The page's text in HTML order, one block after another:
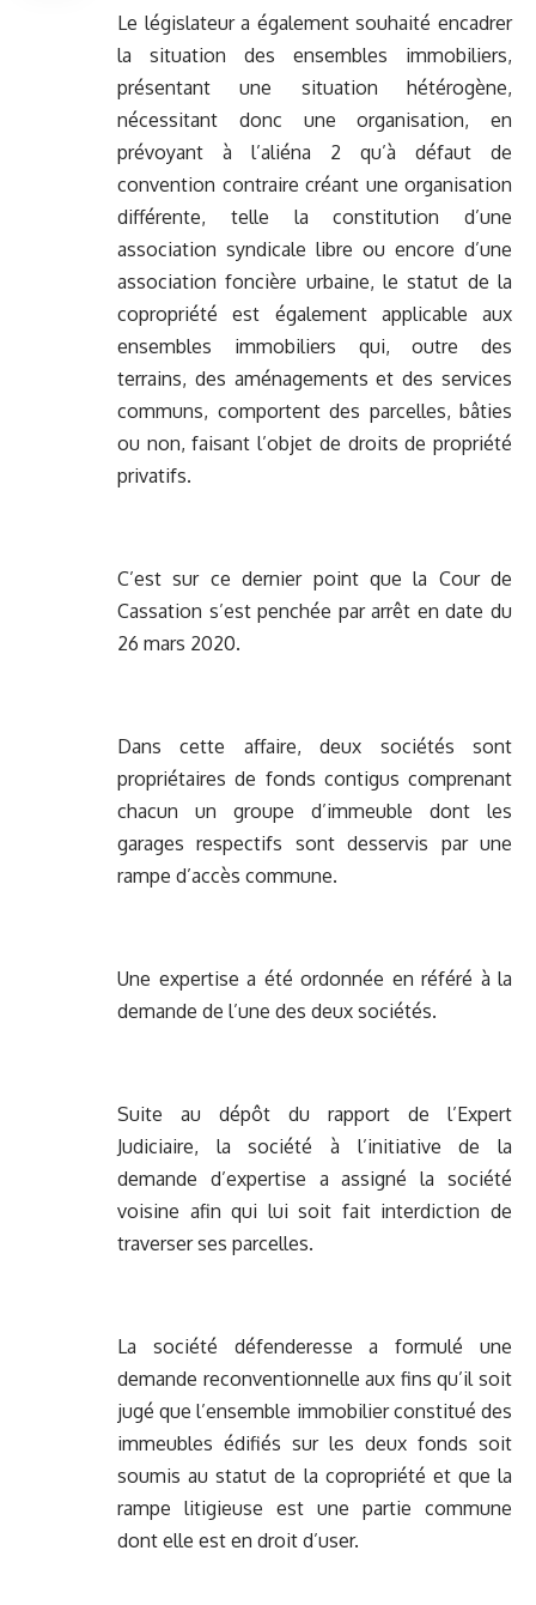
Le législateur a également souhaité encadrer
la situation des ensembles immobiliers,
présentant une situation hétérogène,
nécessitant donc une organisation, en
prévoyant à l’aliéna 2 qu’à défaut de
convention contraire créant une organisation
différente, telle la constitution d’une
association syndicale libre ou encore d’une
association foncière urbaine, le statut de la
copropriété est également applicable aux
ensembles immobiliers qui, outre des
terrains, des aménagements et des services
communs, comportent des parcelles, bâties
ou non, faisant l’objet de droits de propriété
privatifs.
C’est sur ce dernier point que la Cour de
Cassation s’est penchée par arrêt en date du
26 mars 2020.
Dans cette affaire, deux sociétés sont
propriétaires de fonds contigus comprenant
chacun un groupe d’immeuble dont les
garages respectifs sont desservis par une
rampe d’accès commune.
Une expertise a été ordonnée en référé à la
demande de l’une des deux sociétés.
Suite au dépôt du rapport de l’Expert
Judiciaire, la société à l’initiative de la
demande d’expertise a assigné la société
voisine afin qui lui soit fait interdiction de
traverser ses parcelles.
La société défenderesse a formulé une
demande reconventionnelle aux fins qu’il soit
jugé que l’ensemble immobilier constitué des
immeubles édifiés sur les deux fonds soit
soumis au statut de la copropriété et que la
rampe litigieuse est une partie commune
dont elle est en droit d’user.